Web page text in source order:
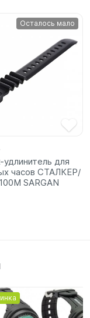
Осталось мало
для
часов СТАЛКЕР/
SARGAN